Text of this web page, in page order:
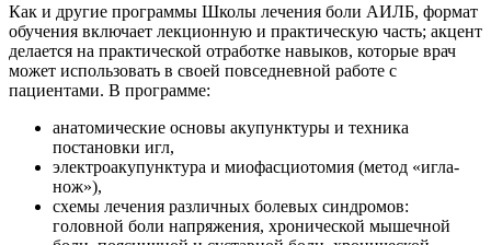
Как и другие программы Школы лечения боли АИЛБ, формат
обучения включает лекционную и практическую часть; акцент
делается на практической отработке навыков, которые врач
может использовать в своей повседневной работе с
пациентами. В программе:
анатомические основы акупунктуры и техника
постановки игл,
электроакупунктура и миофасциотомия (метод «игла-
нож»),
схемы лечения различных болевых синдромов:
головной боли напряжения, хронической мышечной